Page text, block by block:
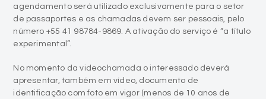
agendamento será utilizado exclusivamente para o setor
de passaportes e as chamadas devem ser pessoais, pelo
número +55 41 98784-9869. A ativação do serviço é “a título
experimental”.
No momento da videochamada o interessado deverá
apresentar, também em vídeo, documento de
identificação com foto em vigor (menos de 10 anos de